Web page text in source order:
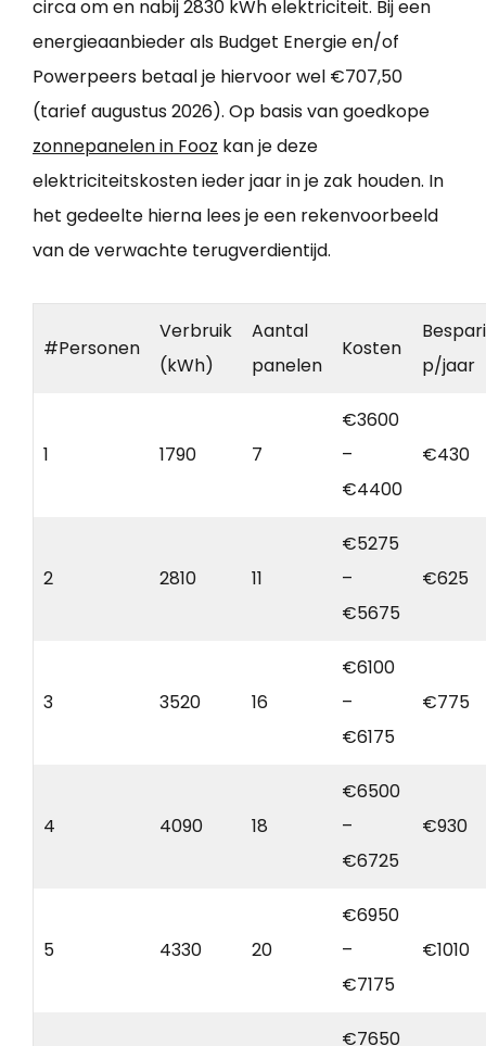
circa om en nabij 2830 kWh elektriciteit. Bij een
energieaanbieder als Budget Energie en/of
Powerpeers betaal je hiervoor wel €707,50
(tarief augustus 2026). Op basis van goedkope
zonnepanelen in Fooz kan je deze
elektriciteitskosten ieder jaar in je zak houden. In
het gedeelte hierna lees je een rekenvoorbeeld
van de verwachte terugverdientijd.
#Personen
Verbruik
(kWh)
Aantal
panelen
Kosten
p/jaar
1 1790 7
€3600
–
€4400
€430
2 2810 11
€5275
–
€5675
€625
3 3520 16
€6100
–
€6175
€775
4 4090 18
€6500
–
€6725
€930
5 4330 20
€6950
–
€7175
€1010
€7650